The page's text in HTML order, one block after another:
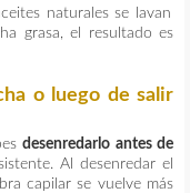
naturales se lavan
grasa, el resultado es
o luego de salir
desenredarlo antes de
Al desenredar el
capilar se vuelve más